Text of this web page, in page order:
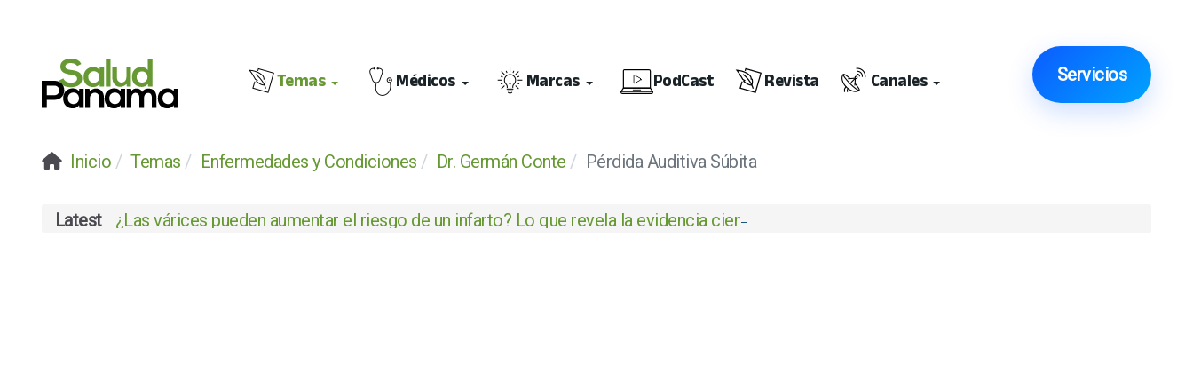
Temas Médicos Marcas PodCast Revista Canales Servicios
Inicio Temas Enfermedades y Condiciones Dr. Germán Conte Pérdida Auditiva Súbita
Latest ¿Las várices pueden aumentar el riesgo de un infarto? Lo que revela la evidencia científica